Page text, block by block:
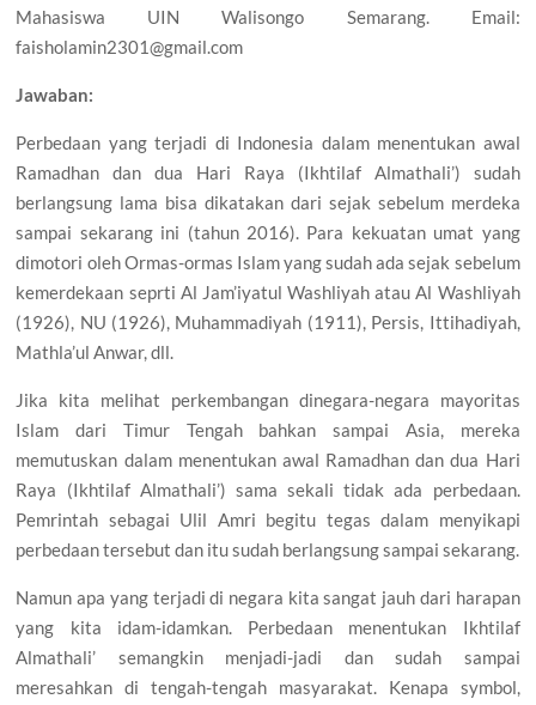
Mahasiswa UIN Walisongo Semarang. Email:
faisholamin2301@gmail.com
Jawaban:
Perbedaan yang terjadi di Indonesia dalam menentukan awal
Ramadhan dan dua Hari Raya (Ikhtilaf Almathali’) sudah
berlangsung lama bisa dikatakan dari sejak sebelum merdeka
sampai sekarang ini (tahun 2016). Para kekuatan umat yang
dimotori oleh Ormas-ormas Islam yang sudah ada sejak sebelum
kemerdekaan seprti Al Jam’iyatul Washliyah atau Al Washliyah
(1926), NU (1926), Muhammadiyah (1911), Persis, Ittihadiyah,
Mathla’ul Anwar, dll.
Jika kita melihat perkembangan dinegara-negara mayoritas
Islam dari Timur Tengah bahkan sampai Asia, mereka
memutuskan dalam menentukan awal Ramadhan dan dua Hari
Raya (Ikhtilaf Almathali’) sama sekali tidak ada perbedaan.
Pemrintah sebagai Ulil Amri begitu tegas dalam menyikapi
perbedaan tersebut dan itu sudah berlangsung sampai sekarang.
Namun apa yang terjadi di negara kita sangat jauh dari harapan
yang kita idam-idamkan. Perbedaan menentukan Ikhtilaf
Almathali’ semangkin menjadi-jadi dan sudah sampai
meresahkan di tengah-tengah masyarakat. Kenapa symbol,